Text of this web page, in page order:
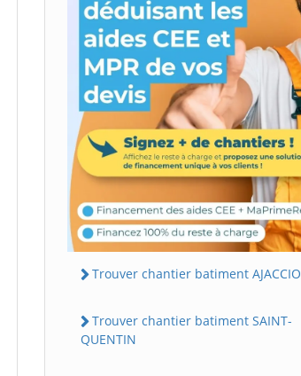
Trouver chantier batiment AJACCIO
Trouver chantier batiment SAINT-
QUENTIN